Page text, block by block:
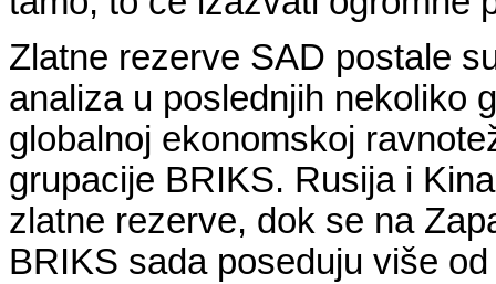
Zlatne rezerve SAD postale
analiza u poslednjih nekoliko
globalnoj ekonomskoj
grupacije BRIKS. Rusija i
zlatne rezerve, dok se na
BRIKS sada poseduju više